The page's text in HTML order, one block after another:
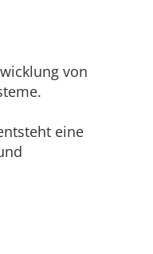
von
eine